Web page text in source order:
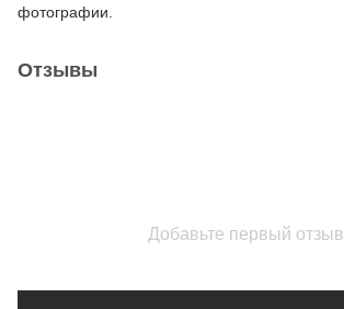
фотографии.
Отзывы
Добавьте первый отзыв